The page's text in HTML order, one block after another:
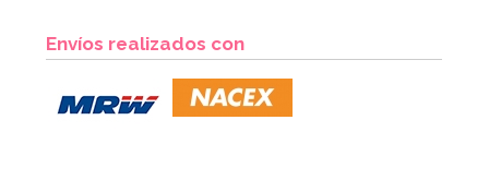
15,95€
Envíos realizados con